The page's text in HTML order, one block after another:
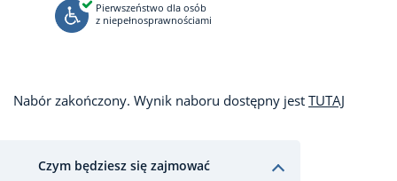
Pierwszeństwo dla osób
z niepełnosprawnościami
Nabór zakończony. Wynik naboru dostępny jest TUTAJ
Czym będziesz się zajmować